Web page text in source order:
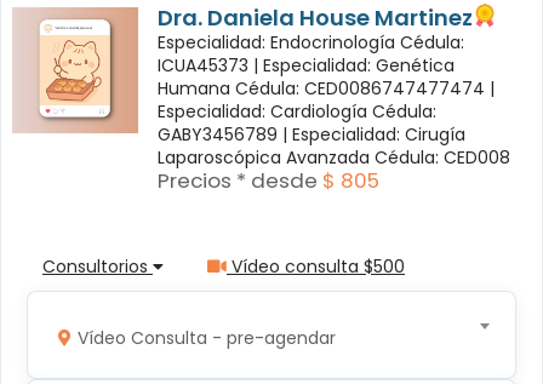
Dra. Daniela House Martinez
Especialidad: Endocrinología Cédula:
ICUA45373 | Especialidad: Genética
Humana Cédula: CED0086747477474 |
Especialidad: Cardiología Cédula:
GABY3456789 | Especialidad: Cirugía
Laparoscópica Avanzada Cédula: CED008
Precios * desde $ 805
Consultorios Vídeo consulta $500
Vídeo Consulta - pre-agendar